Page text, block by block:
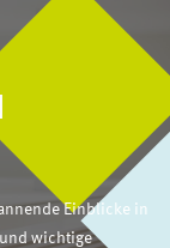
Einblicke in
wichtige